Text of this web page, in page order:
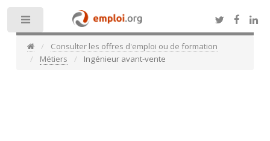
Consulter les offres d'emploi ou de formation
Métiers
Ingénieur avant-vente
Toggle